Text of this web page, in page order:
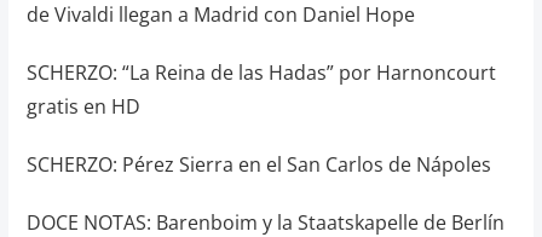
de Vivaldi llegan a Madrid con Daniel Hope
SCHERZO: “La Reina de las Hadas” por Harnoncourt
gratis en HD
SCHERZO: Pérez Sierra en el San Carlos de Nápoles
DOCE NOTAS: Barenboim y la Staatskapelle de Berlín